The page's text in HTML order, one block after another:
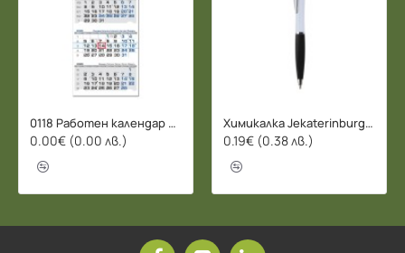
0118 Работен календар БИЗНЕС 2026 - 3 СЕКЦИИ
0.00€ (0.00 лв.)
Химикалка Jekaterinburg - 078206
0.19€ (0.38 лв.)